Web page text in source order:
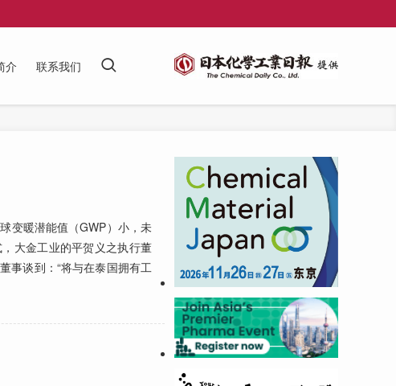
介 联系我们
变暖潜能值（GWP）小，未
大金工业的平贺义之执行董
事谈到：“将与在泰国拥有工